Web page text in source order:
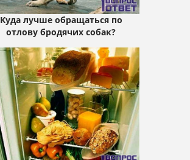
Куда лучше обращаться по
отлову бродячих собак?